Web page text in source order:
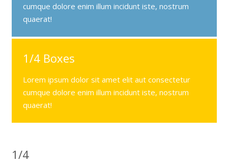
cumque dolore enim illum incidunt iste, nostrum
quaerat!
1/4 Boxes
Lorem ipsum dolor sit amet elit aut consectetur
cumque dolore enim illum incidunt iste, nostrum
quaerat!
1/4